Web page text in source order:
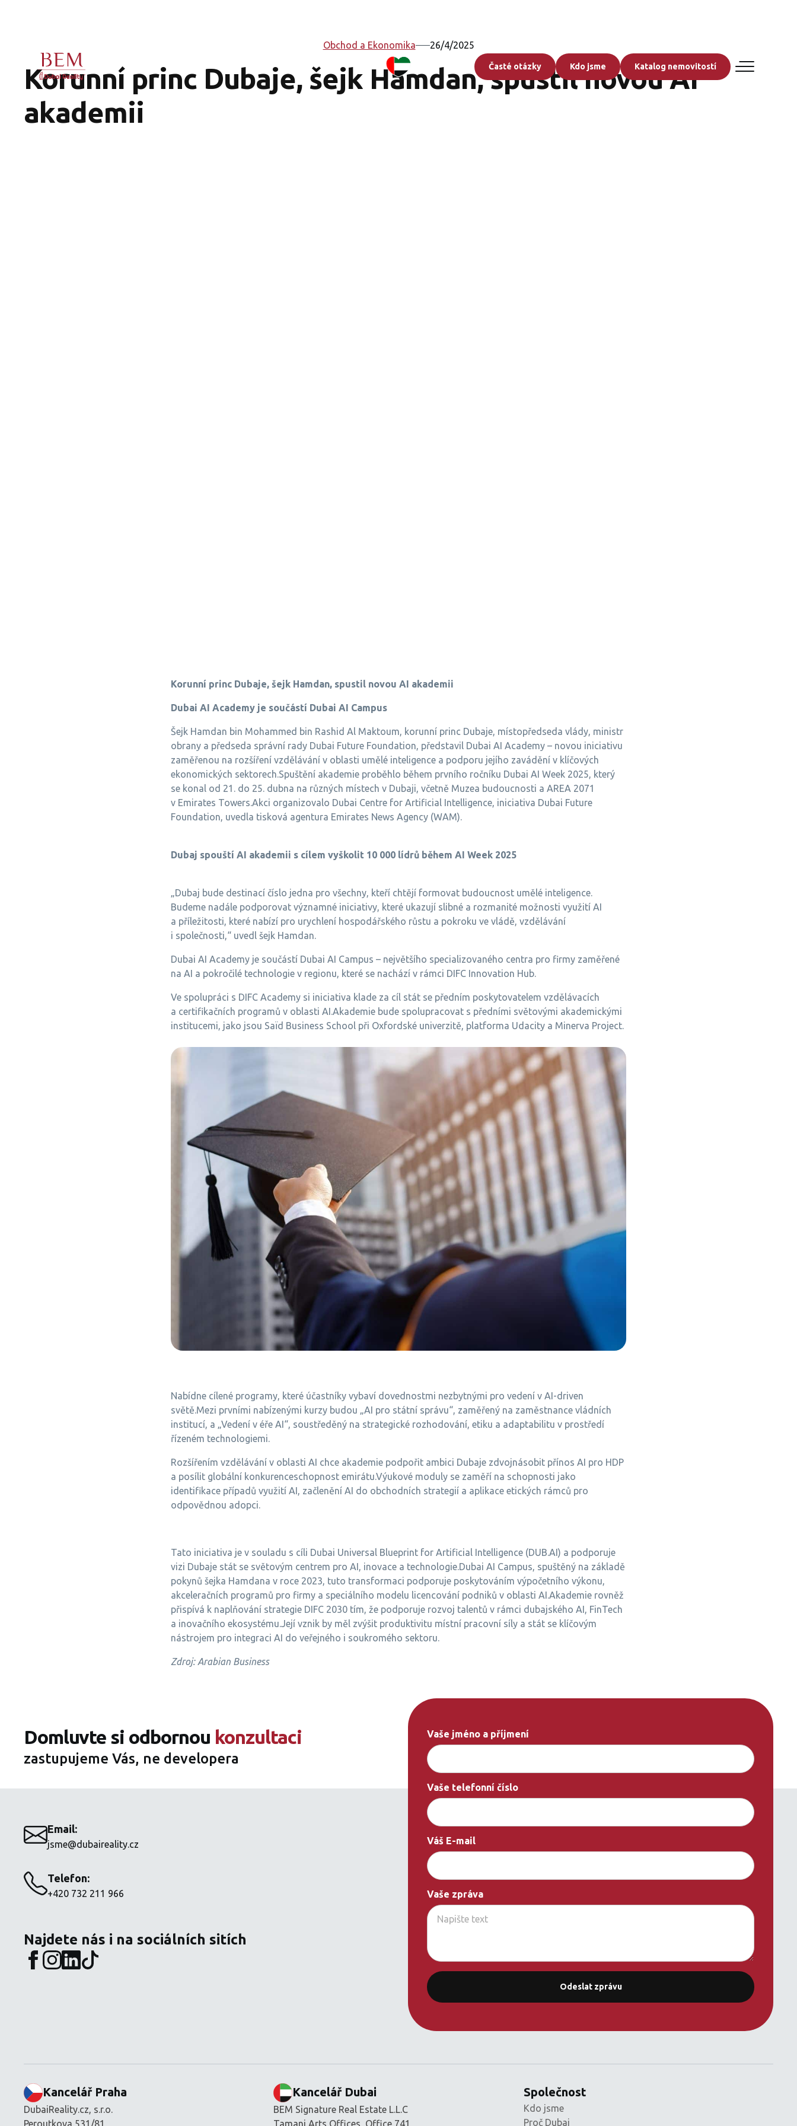
Časté otázky Kdo jsme Katalog nemovitostí
Obchod a Ekonomika 26/4/2025
Korunní princ Dubaje, šejk Hamdan, spustil novou AI
akademii
Korunní princ Dubaje, šejk Hamdan, spustil novou AI akademii
Dubai AI Academy je součástí Dubai AI Campus
Šejk Hamdan bin Mohammed bin Rashid Al Maktoum, korunní princ Dubaje, místopředseda vlády, ministr
obrany a předseda správní rady Dubai Future Foundation, představil Dubai AI Academy – novou iniciativu
zaměřenou na rozšíření vzdělávání v oblasti umělé inteligence a podporu jejího zavádění v klíčových
ekonomických sektorech.Spuštění akademie proběhlo během prvního ročníku Dubai AI Week 2025, který
se konal od 21. do 25. dubna na různých místech v Dubaji, včetně Muzea budoucnosti a AREA 2071
v Emirates Towers.Akci organizovalo Dubai Centre for Artificial Intelligence, iniciativa Dubai Future
Foundation, uvedla tisková agentura Emirates News Agency (WAM).
Dubaj spouští AI akademii s cílem vyškolit 10 000 lídrů během AI Week 2025
„Dubaj bude destinací číslo jedna pro všechny, kteří chtějí formovat budoucnost umělé inteligence.
Budeme nadále podporovat významné iniciativy, které ukazují slibné a rozmanité možnosti využití AI
a příležitosti, které nabízí pro urychlení hospodářského růstu a pokroku ve vládě, vzdělávání
i společnosti,“ uvedl šejk Hamdan.
Dubai AI Academy je součástí Dubai AI Campus – největšího specializovaného centra pro firmy zaměřené
na AI a pokročilé technologie v regionu, které se nachází v rámci DIFC Innovation Hub.
Ve spolupráci s DIFC Academy si iniciativa klade za cíl stát se předním poskytovatelem vzdělávacích
a certifikačních programů v oblasti AI.Akademie bude spolupracovat s předními světovými akademickými
institucemi, jako jsou Saïd Business School při Oxfordské univerzitě, platforma Udacity a Minerva Project.
Nabídne cílené programy, které účastníky vybaví dovednostmi nezbytnými pro vedení v AI-driven
světě.Mezi prvními nabízenými kurzy budou „AI pro státní správu“, zaměřený na zaměstnance vládních
institucí, a „Vedení v éře AI“, soustředěný na strategické rozhodování, etiku a adaptabilitu v prostředí
řízeném technologiemi.
Rozšířením vzdělávání v oblasti AI chce akademie podpořit ambici Dubaje zdvojnásobit přínos AI pro HDP
a posílit globální konkurenceschopnost emirátu.Výukové moduly se zaměří na schopnosti jako
identifikace případů využití AI, začlenění AI do obchodních strategií a aplikace etických rámců pro
odpovědnou adopci.
Tato iniciativa je v souladu s cíli Dubai Universal Blueprint for Artificial Intelligence (DUB.AI) a podporuje
vizi Dubaje stát se světovým centrem pro AI, inovace a technologie.Dubai AI Campus, spuštěný na základě
pokynů šejka Hamdana v roce 2023, tuto transformaci podporuje poskytováním výpočetního výkonu,
akceleračních programů pro firmy a speciálního modelu licencování podniků v oblasti AI.Akademie rovněž
přispívá k naplňování strategie DIFC 2030 tím, že podporuje rozvoj talentů v rámci dubajského AI, FinTech
a inovačního ekosystému.Její vznik by měl zvýšit produktivitu místní pracovní síly a stát se klíčovým
nástrojem pro integraci AI do veřejného i soukromého sektoru.
Zdroj: Arabian Business
Domluvte si odbornou konzultaci
zastupujeme Vás, ne developera
Email:
jsme@dubaireality.cz
Telefon:
+420 732 211 966
Najdete nás i na sociálních sitích
Vaše jméno a příjmení
Vaše telefonní číslo
Váš E-mail
Vaše zpráva
Kancelář Praha
DubaiReality.cz, s.r.o.
Peroutkova 531/81
Kancelář Dubai
BEM Signature Real Estate L.L.C
Tamani Arts Offices, Office 741
Společnost
Kdo jsme
Proč Dubai